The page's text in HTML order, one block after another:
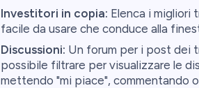
Investitori in copia: Elenca i migliori
facile da usare che conduce alla
Discussioni: Un forum per i post dei
possibile filtrare per visualizzare le
mettendo "mi piace", commentando